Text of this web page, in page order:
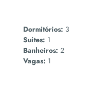
Dormitórios: 3
Suites: 1
Banheiros: 2
Vagas: 1